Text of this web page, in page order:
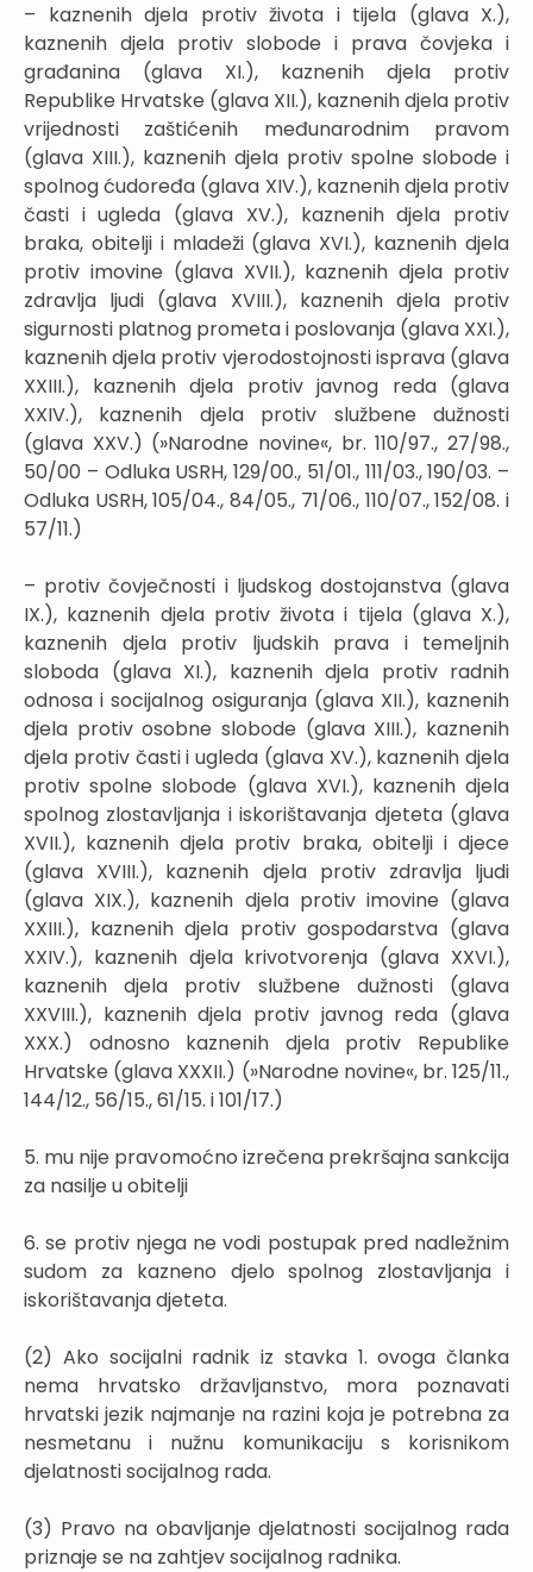
– kaznenih djela protiv života i tijela (glava X.),
kaznenih djela protiv slobode i prava čovjeka i
građanina (glava XI.), kaznenih djela protiv
Republike Hrvatske (glava XII.), kaznenih djela protiv
vrijednosti zaštićenih međunarodnim pravom
(glava XIII.), kaznenih djela protiv spolne slobode i
spolnog ćudoređa (glava XIV.), kaznenih djela protiv
časti i ugleda (glava XV.), kaznenih djela protiv
braka, obitelji i mladeži (glava XVI.), kaznenih djela
protiv imovine (glava XVII.), kaznenih djela protiv
zdravlja ljudi (glava XVIII.), kaznenih djela protiv
sigurnosti platnog prometa i poslovanja (glava XXI.),
kaznenih djela protiv vjerodostojnosti isprava (glava
XXIII.), kaznenih djela protiv javnog reda (glava
XXIV.), kaznenih djela protiv službene dužnosti
(glava XXV.) (»Narodne novine«, br. 110/97., 27/98.,
50/00 – Odluka USRH, 129/00., 51/01., 111/03., 190/03. –
Odluka USRH, 105/04., 84/05., 71/06., 110/07., 152/08. i
57/11.)
– protiv čovječnosti i ljudskog dostojanstva (glava
IX.), kaznenih djela protiv života i tijela (glava X.),
kaznenih djela protiv ljudskih prava i temeljnih
sloboda (glava XI.), kaznenih djela protiv radnih
odnosa i socijalnog osiguranja (glava XII.), kaznenih
djela protiv osobne slobode (glava XIII.), kaznenih
djela protiv časti i ugleda (glava XV.), kaznenih djela
protiv spolne slobode (glava XVI.), kaznenih djela
spolnog zlostavljanja i iskorištavanja djeteta (glava
XVII.), kaznenih djela protiv braka, obitelji i djece
(glava XVIII.), kaznenih djela protiv zdravlja ljudi
(glava XIX.), kaznenih djela protiv imovine (glava
XXIII.), kaznenih djela protiv gospodarstva (glava
XXIV.), kaznenih djela krivotvorenja (glava XXVI.),
kaznenih djela protiv službene dužnosti (glava
XXVIII.), kaznenih djela protiv javnog reda (glava
XXX.) odnosno kaznenih djela protiv Republike
Hrvatske (glava XXXII.) (»Narodne novine«, br. 125/11.,
144/12., 56/15., 61/15. i 101/17.)
5. mu nije pravomoćno izrečena prekršajna sankcija
za nasilje u obitelji
6. se protiv njega ne vodi postupak pred nadležnim
sudom za kazneno djelo spolnog zlostavljanja i
iskorištavanja djeteta.
(2) Ako socijalni radnik iz stavka 1. ovoga članka
nema hrvatsko državljanstvo, mora poznavati
hrvatski jezik najmanje na razini koja je potrebna za
nesmetanu i nužnu komunikaciju s korisnikom
djelatnosti socijalnog rada.
(3) Pravo na obavljanje djelatnosti socijalnog rada
priznaje se na zahtjev socijalnog radnika.